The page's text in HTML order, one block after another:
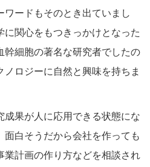
ワードもそのとき出ていまし
に関心をもつきっかけとなった
幹細胞の著名な研究者でしたの
ロジーに自然と興味を持ちま
成果が人に応用できる状態にな
面白そうだから会社を作っても
業計画の作り方などを相談され